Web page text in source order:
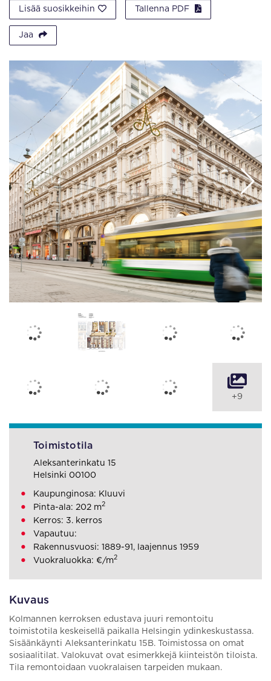
Lisää suosikkeihin Tallenna PDF
Jaa
Kuvaus
Kolmannen kerroksen edustava juuri remontoitu
toimistotila keskeisellä paikalla Helsingin ydinkeskustassa.
Sisäänkäynti Aleksanterinkatu 15B. Toimistossa on omat
sosiaalitilat. Valokuvat ovat esimerkkejä kiinteistön tiloista.
Tila remontoidaan vuokralaisen tarpeiden mukaan.
+9
Toimistotila
Aleksanterinkatu 15
Helsinki 00100
Kaupunginosa: Kluuvi
Pinta-ala: 202 m2
Kerros: 3. kerros
Vapautuu:
Rakennusvuosi: 1889-91, laajennus 1959
Vuokraluokka: €/m2